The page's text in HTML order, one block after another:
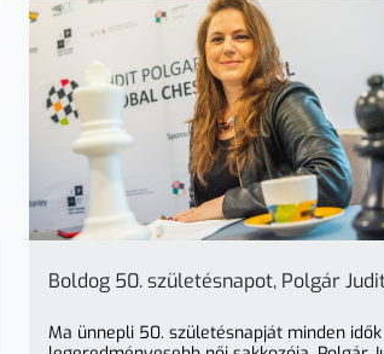
Boldog 50. születésnapot, Polgár
Ma ünnepli 50. születésnapját minden idők